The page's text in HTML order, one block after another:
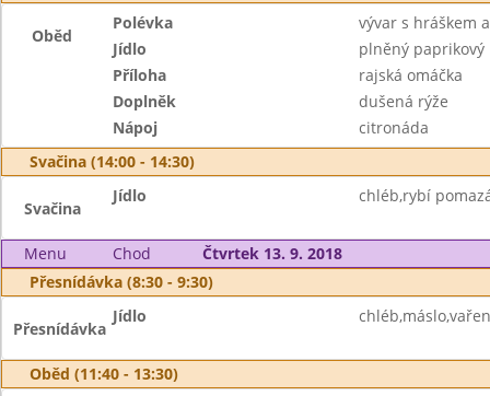
Oběd
Polévka
vývar s hráškem
Jídlo
plněný paprikový
Příloha
rajská omáčka
Doplněk
dušená rýže
Nápoj
citronáda
Svačina (14:00 - 14:30)
Svačina
Jídlo chléb,rybí
Menu Chod
Čtvrtek 13. 9. 2018
Přesnídávka (8:30 - 9:30)
Přesnídávka
Jídlo
Oběd (11:40 - 13:30)